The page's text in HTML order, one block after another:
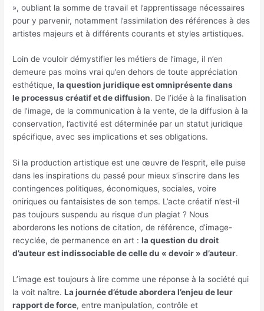
», oubliant la somme de travail et l’apprentissage nécessaires
pour y parvenir, notamment l’assimilation des références à des
artistes majeurs et à différents courants et styles artistiques.
Loin de vouloir démystifier les métiers de l’image, il n’en
demeure pas moins vrai qu’en dehors de toute appréciation
esthétique,la question juridique est omniprésente dans
leprocessus créatif et de diffusion. De l’idée à la finalisation
de l’image, de la communication à la vente, de la diffusion à la
conservation, l’activité est déterminée par un statut juridique
spécifique, avec ses implications et ses obligations.
Si la production artistique est une œuvre de l’esprit, elle puise
dans les inspirations du passé pour mieux s’inscrire dans les
contingences politiques, économiques, sociales, voire
oniriques ou fantaisistes de son temps. L’acte créatif n’est-il
pas toujours suspendu au risque d’un plagiat ? Nous
aborderons les notions de citation, de référence, d’image-
recyclée, de permanence en art :la question du droit
d’auteur est indissociable de celle du « devoir » d’auteur.
L’image est toujours à lire comme une réponse à la société qui
la voit naître.La journée d’étude abordera l’enjeu de leur
rapport de force, entre manipulation, contrôle et